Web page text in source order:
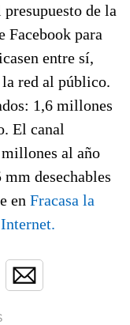
de la
Facebook para
entre sí,
red al público.
1,6 millones
El canal
al año
desechables
en Fracasa la